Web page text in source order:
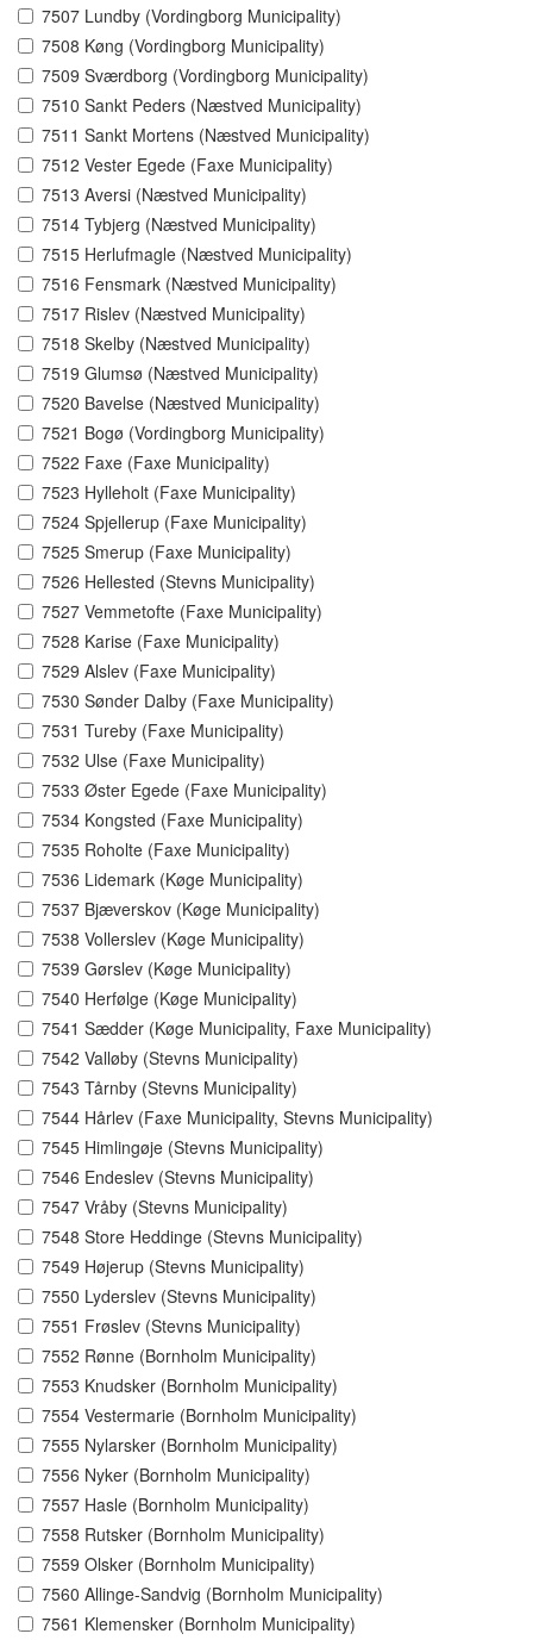
7507 Lundby (Vordingborg Municipality)
7508 Køng (Vordingborg Municipality)
7509 Sværdborg (Vordingborg Municipality)
7510 Sankt Peders (Næstved Municipality)
7511 Sankt Mortens (Næstved Municipality)
7512 Vester Egede (Faxe Municipality)
7513 Aversi (Næstved Municipality)
7514 Tybjerg (Næstved Municipality)
7515 Herlufmagle (Næstved Municipality)
7516 Fensmark (Næstved Municipality)
7517 Rislev (Næstved Municipality)
7518 Skelby (Næstved Municipality)
7519 Glumsø (Næstved Municipality)
7520 Bavelse (Næstved Municipality)
7521 Bogø (Vordingborg Municipality)
7522 Faxe (Faxe Municipality)
7523 Hylleholt (Faxe Municipality)
7524 Spjellerup (Faxe Municipality)
7525 Smerup (Faxe Municipality)
7526 Hellested (Stevns Municipality)
7527 Vemmetofte (Faxe Municipality)
7528 Karise (Faxe Municipality)
7529 Alslev (Faxe Municipality)
7530 Sønder Dalby (Faxe Municipality)
7531 Tureby (Faxe Municipality)
7532 Ulse (Faxe Municipality)
7533 Øster Egede (Faxe Municipality)
7534 Kongsted (Faxe Municipality)
7535 Roholte (Faxe Municipality)
7536 Lidemark (Køge Municipality)
7537 Bjæverskov (Køge Municipality)
7538 Vollerslev (Køge Municipality)
7539 Gørslev (Køge Municipality)
7540 Herfølge (Køge Municipality)
7541 Sædder (Køge Municipality, Faxe Municipality)
7542 Valløby (Stevns Municipality)
7543 Tårnby (Stevns Municipality)
7544 Hårlev (Faxe Municipality, Stevns Municipality)
7545 Himlingøje (Stevns Municipality)
7546 Endeslev (Stevns Municipality)
7547 Vråby (Stevns Municipality)
7548 Store Heddinge (Stevns Municipality)
7549 Højerup (Stevns Municipality)
7550 Lyderslev (Stevns Municipality)
7551 Frøslev (Stevns Municipality)
7552 Rønne (Bornholm Municipality)
7553 Knudsker (Bornholm Municipality)
7554 Vestermarie (Bornholm Municipality)
7555 Nylarsker (Bornholm Municipality)
7556 Nyker (Bornholm Municipality)
7557 Hasle (Bornholm Municipality)
7558 Rutsker (Bornholm Municipality)
7559 Olsker (Bornholm Municipality)
7560 Allinge-Sandvig (Bornholm Municipality)
7561 Klemensker (Bornholm Municipality)